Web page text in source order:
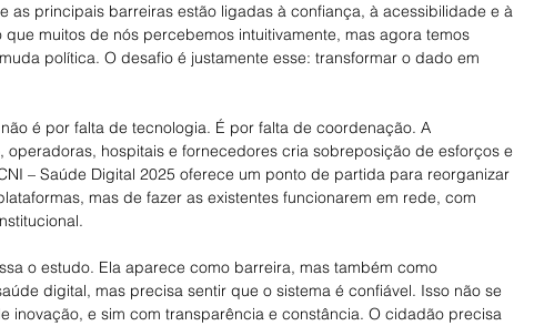
as principais barreiras estão ligadas à confiança, à acessibilidade e à
muitos de nós percebemos intuitivamente, mas agora temos
política. O desafio é justamente esse: transformar o dado em
é por falta de tecnologia. É por falta de coordenação. A
hospitais e fornecedores cria sobreposição de esforços e
– Saúde Digital 2025 oferece um ponto de partida para reorganizar
mas de fazer as existentes funcionarem em rede, com
o estudo. Ela aparece como barreira, mas também como
digital, mas precisa sentir que o sistema é confiável. Isso não se
inovação, e sim com transparência e constância. O cidadão precisa